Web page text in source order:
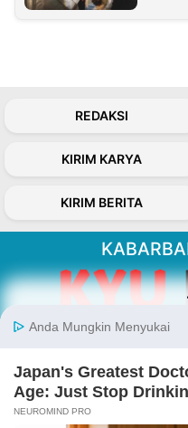
REDAKSI
KIRIM KARYA
KIRIM BERITA
inspiratif